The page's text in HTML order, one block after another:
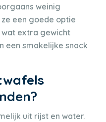
weinig
een goede optie
wat extra gewicht
een smakelijke snack
uit rijst en water.